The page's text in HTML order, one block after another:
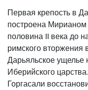
Первая крепость в
построена
половина II века до
римского вторжения
Дарьяльское ущелье
Иберийского
Горгасали